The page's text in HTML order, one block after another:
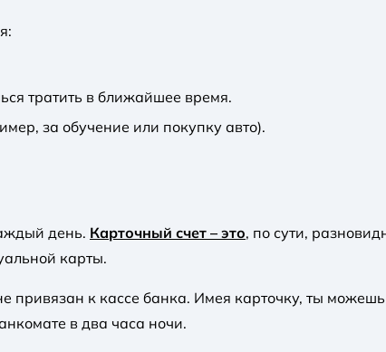
тратить в ближайшее время.
за обучение или покупку авто).
день. Карточный счет – это, по сути,
карты.
привязан к кассе банка. Имея карточку, ты
в два часа ночи.